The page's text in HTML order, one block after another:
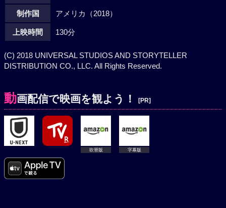
制作国 アメリカ（2018）
上映時間 130分
(C) 2018 UNIVERSAL STUDIOS AND STORYTELLER
DISTRIBUTION CO., LLC. All Rights Reserved.
動画配信で映画を観よう！ [PR]
吹替版 字幕版